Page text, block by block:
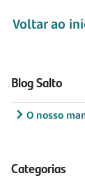
Voltar ao
Blog Salto
O nosso
Categorias